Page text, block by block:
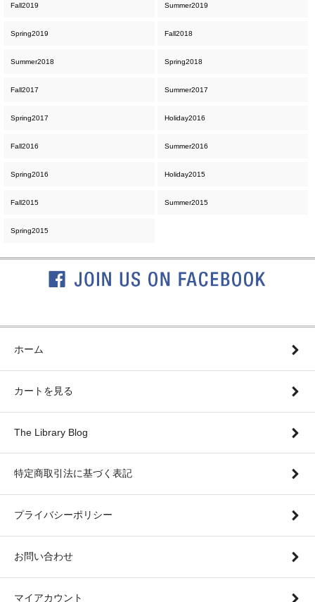
Fall2019 Summer2019
Spring2019 Fall2018
Summer2018 Spring2018
Fall2017 Summer2017
Spring2017 Holiday2016
Fall2016 Summer2016
Spring2016 Holiday2015
Fall2015 Summer2015
Spring2015
ホーム
カートを見る
The Library Blog
特定商取引法に基づく表記
プライバシーポリシー
お問い合わせ
マイアカウント